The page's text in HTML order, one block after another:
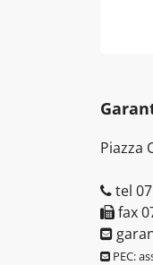
Piazza
tel
fax
PEC: